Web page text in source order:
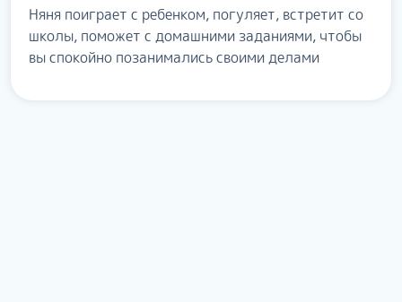
Няня поиграет с ребенком, погуляет, встретит со
школы, поможет с домашними заданиями, чтобы
вы спокойно позанимались своими делами